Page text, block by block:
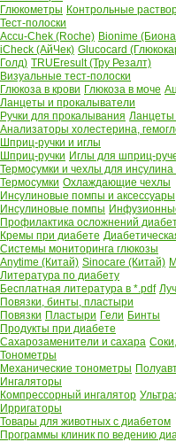
Глюкометры Контрольные
Тест-полоски
Accu-Chek (Roche) Bionime
iCheck (АйЧек) Glucocard
Голд) TRUEresult (Тру Резалт)
Визуальные тест-полоски
Глюкоза в крови Глюкоза в моче
Ланцеты и прокалыватели
Ручки для прокалывания Ланцеты
Анализаторы холестерина,
Шприц-ручки и иглы
Шприц-ручки Иглы для шприц-
Термосумки и чехлы для
Термосумки Охлаждающие чехлы
Инсулиновые помпы и аксессуары
Инсулиновые помпы
Профилактика осложнений
Кремы при диабете
Системы мониторинга глюкозы
Anytime (Китай) Sinocare (Китай)
Литература по диабету
Бесплатная литература в *.pdf
Повязки, бинты, пластыри
Повязки Пластыри Гели Бинты
Продукты при диабете
Сахарозаменители и сахара
Тонометры
Механические тонометры
Ингаляторы
Компрессорный ингалятор
Ирригаторы
Товары для животных с диабетом
Программы клиник по ведению